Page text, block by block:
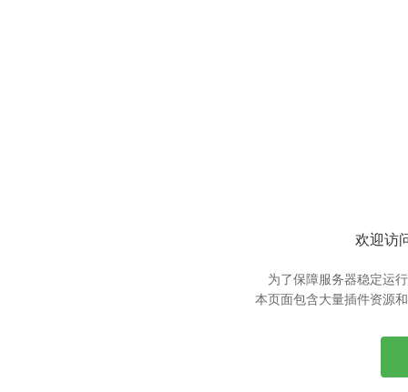
欢迎访
为了保障服务器稳定运
本页面包含大量插件资源